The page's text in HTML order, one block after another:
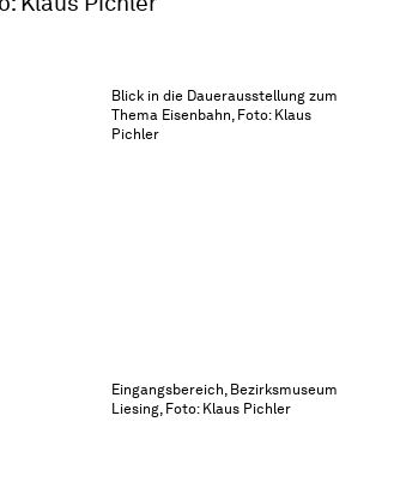
Blick in die Dauerausstellung zum
Thema Eisenbahn, Foto: Klaus
Pichler
Eingangsbereich, Bezirksmuseum
Liesing, Foto: Klaus Pichler